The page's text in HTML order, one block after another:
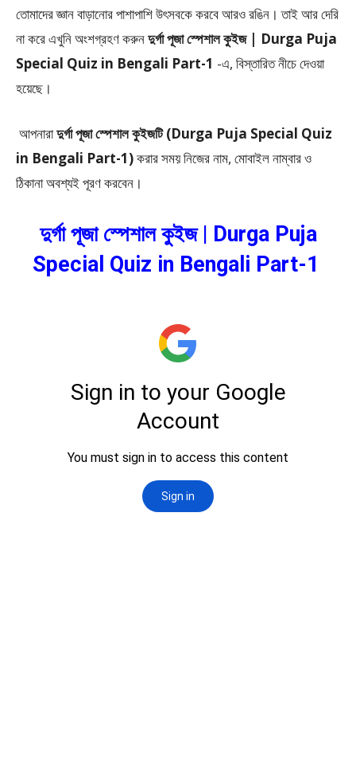
তোমাদের জ্ঞান বাড়ানোর পাশাপাশি উৎসবকে করবে আরও রঙিন। তাই আর দেরি
না করে এখুনি অংশগ্রহণ করুনদুর্গা পূজা স্পেশাল কুইজ | Durga Puja
Special Quiz in Bengali Part-1 -এ, বিস্তারিত নীচে দেওয়া
হয়েছে।
আপনারাদুর্গা পূজা স্পেশালকুইজটি (Durga Puja Special Quiz
in Bengali Part-1)করার সময় নিজের নাম, মোবাইল নাম্বার ও
ঠিকানা অবশ্যই পূরণ করবেন।
দুর্গা পূজা স্পেশাল কুইজ | Durga Puja
Special Quiz in Bengali Part-1